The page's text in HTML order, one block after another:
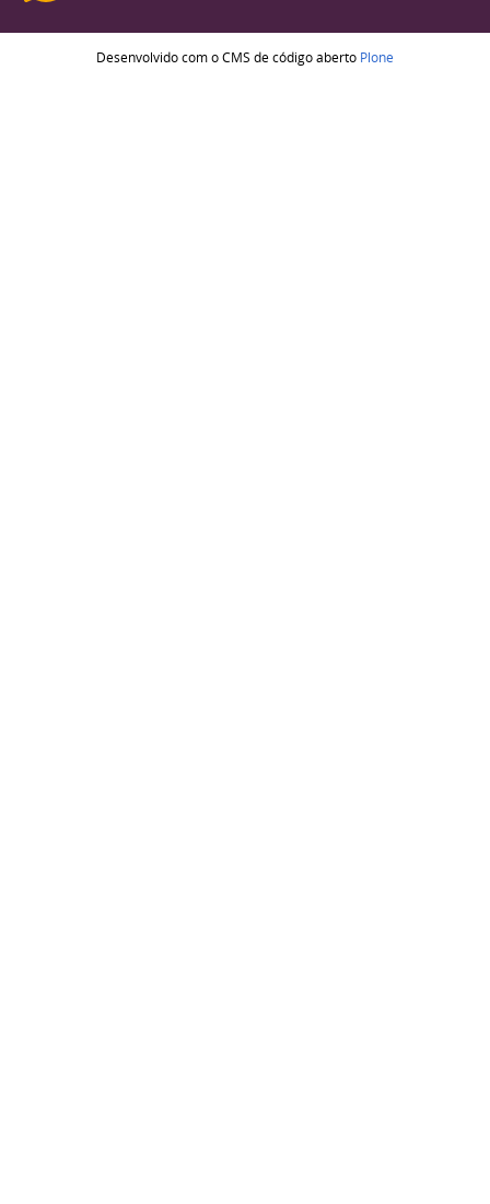
Desenvolvido com o CMS de código aberto Plone